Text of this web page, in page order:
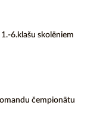
6.klašu skolēniem
čempionātu